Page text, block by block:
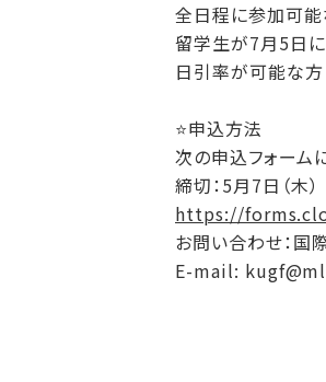
全日程に参加可
留学生が7月5日に
日引率が可能な方
⭐️申込方法
次の申込フォーム
締切：5月7日（木
https://
お問い合わせ：
E-mail: